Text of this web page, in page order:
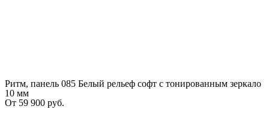
Ритм, панель 085 Белый рельеф софт с тонированным зеркало
10 мм
От 59 900 руб.